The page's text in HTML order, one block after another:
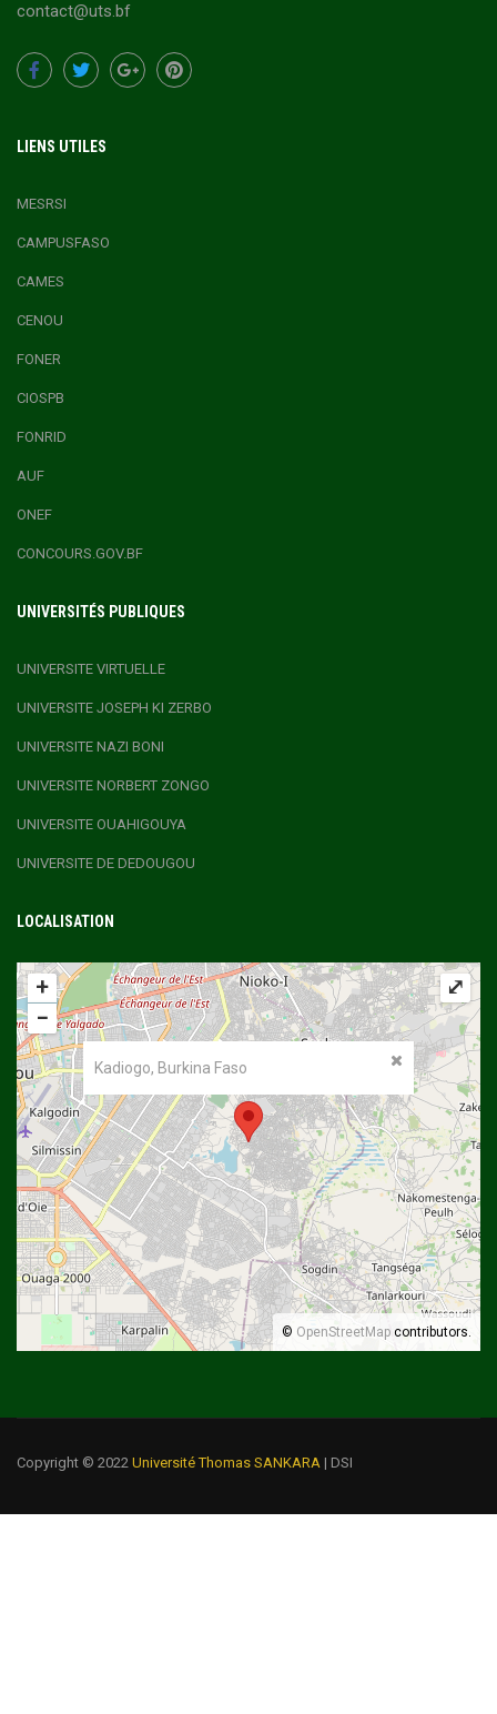
contact@uts.bf
LIENS UTILES
MESRSI
CAMPUSFASO
CAMES
CENOU
FONER
CIOSPB
FONRID
AUF
ONEF
CONCOURS.GOV.BF
UNIVERSITÉS PUBLIQUES
UNIVERSITE VIRTUELLE
UNIVERSITE JOSEPH KI ZERBO
UNIVERSITE NAZI BONI
UNIVERSITE NORBERT ZONGO
UNIVERSITE OUAHIGOUYA
UNIVERSITE DE DEDOUGOU
LOCALISATION
Kadiogo, Burkina Faso
+
−
© OpenStreetMap contributors.
⤢
Copyright © 2022 Université Thomas SANKARA | DSI